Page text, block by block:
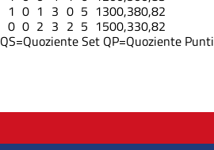
1 0 1 3 0 5 1300,380,82
0 0 2 3 2 5 1500,330,82
QS=Quoziente Set QP=Quoziente Punti